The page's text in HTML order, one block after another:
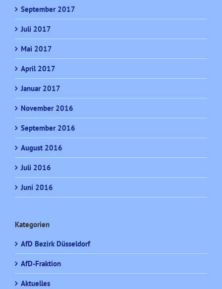
September 2017
Juli 2017
Mai 2017
April 2017
Januar 2017
November 2016
September 2016
August 2016
Juli 2016
Juni 2016
Kategorien
AfD Bezirk Düsseldorf
AfD-Fraktion
Aktuelles